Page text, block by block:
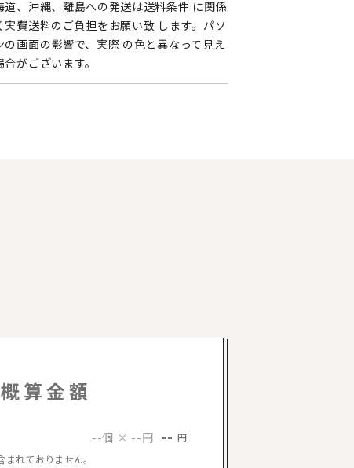
道、沖縄、離島への発送は送料条件 に関係
実費送料のご負担をお願い致 します。パソ
の画面の影響で、実際 の色と異なって見え
合がございます。
概算金額
--個 × --円 -- 円
まれておりません。